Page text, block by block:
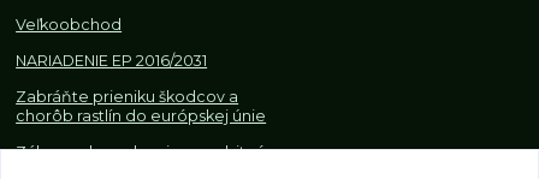
Veľkoobchod
NARIADENIE EP 2016/2031
Zabráňte prieniku škodcov a
chorôb rastlín do európskej únie
Zákazy, obmedzenia a osobitné